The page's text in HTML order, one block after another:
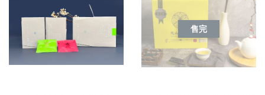
售完